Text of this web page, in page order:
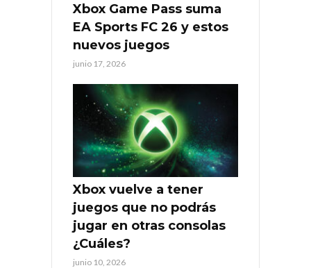
Xbox Game Pass suma
EA Sports FC 26 y estos
nuevos juegos
junio 17, 2026
Xbox vuelve a tener
juegos que no podrás
jugar en otras consolas
¿Cuáles?
junio 10, 2026